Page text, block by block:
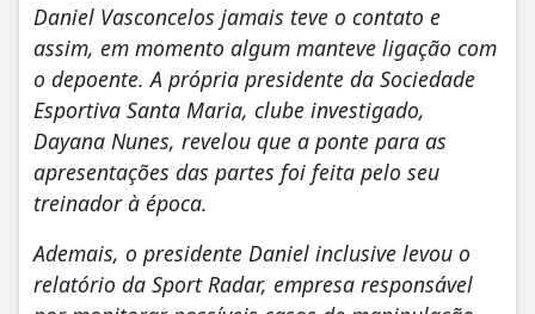
Daniel Vasconcelos jamais teve o contato e
assim, em momento algum manteve ligação com
o depoente. A própria presidente da Sociedade
Esportiva Santa Maria, clube investigado,
Dayana Nunes, revelou que a ponte para as
apresentações das partes foi feita pelo seu
treinador à época.
Ademais, o presidente Daniel inclusive levou o
relatório da Sport Radar, empresa responsável